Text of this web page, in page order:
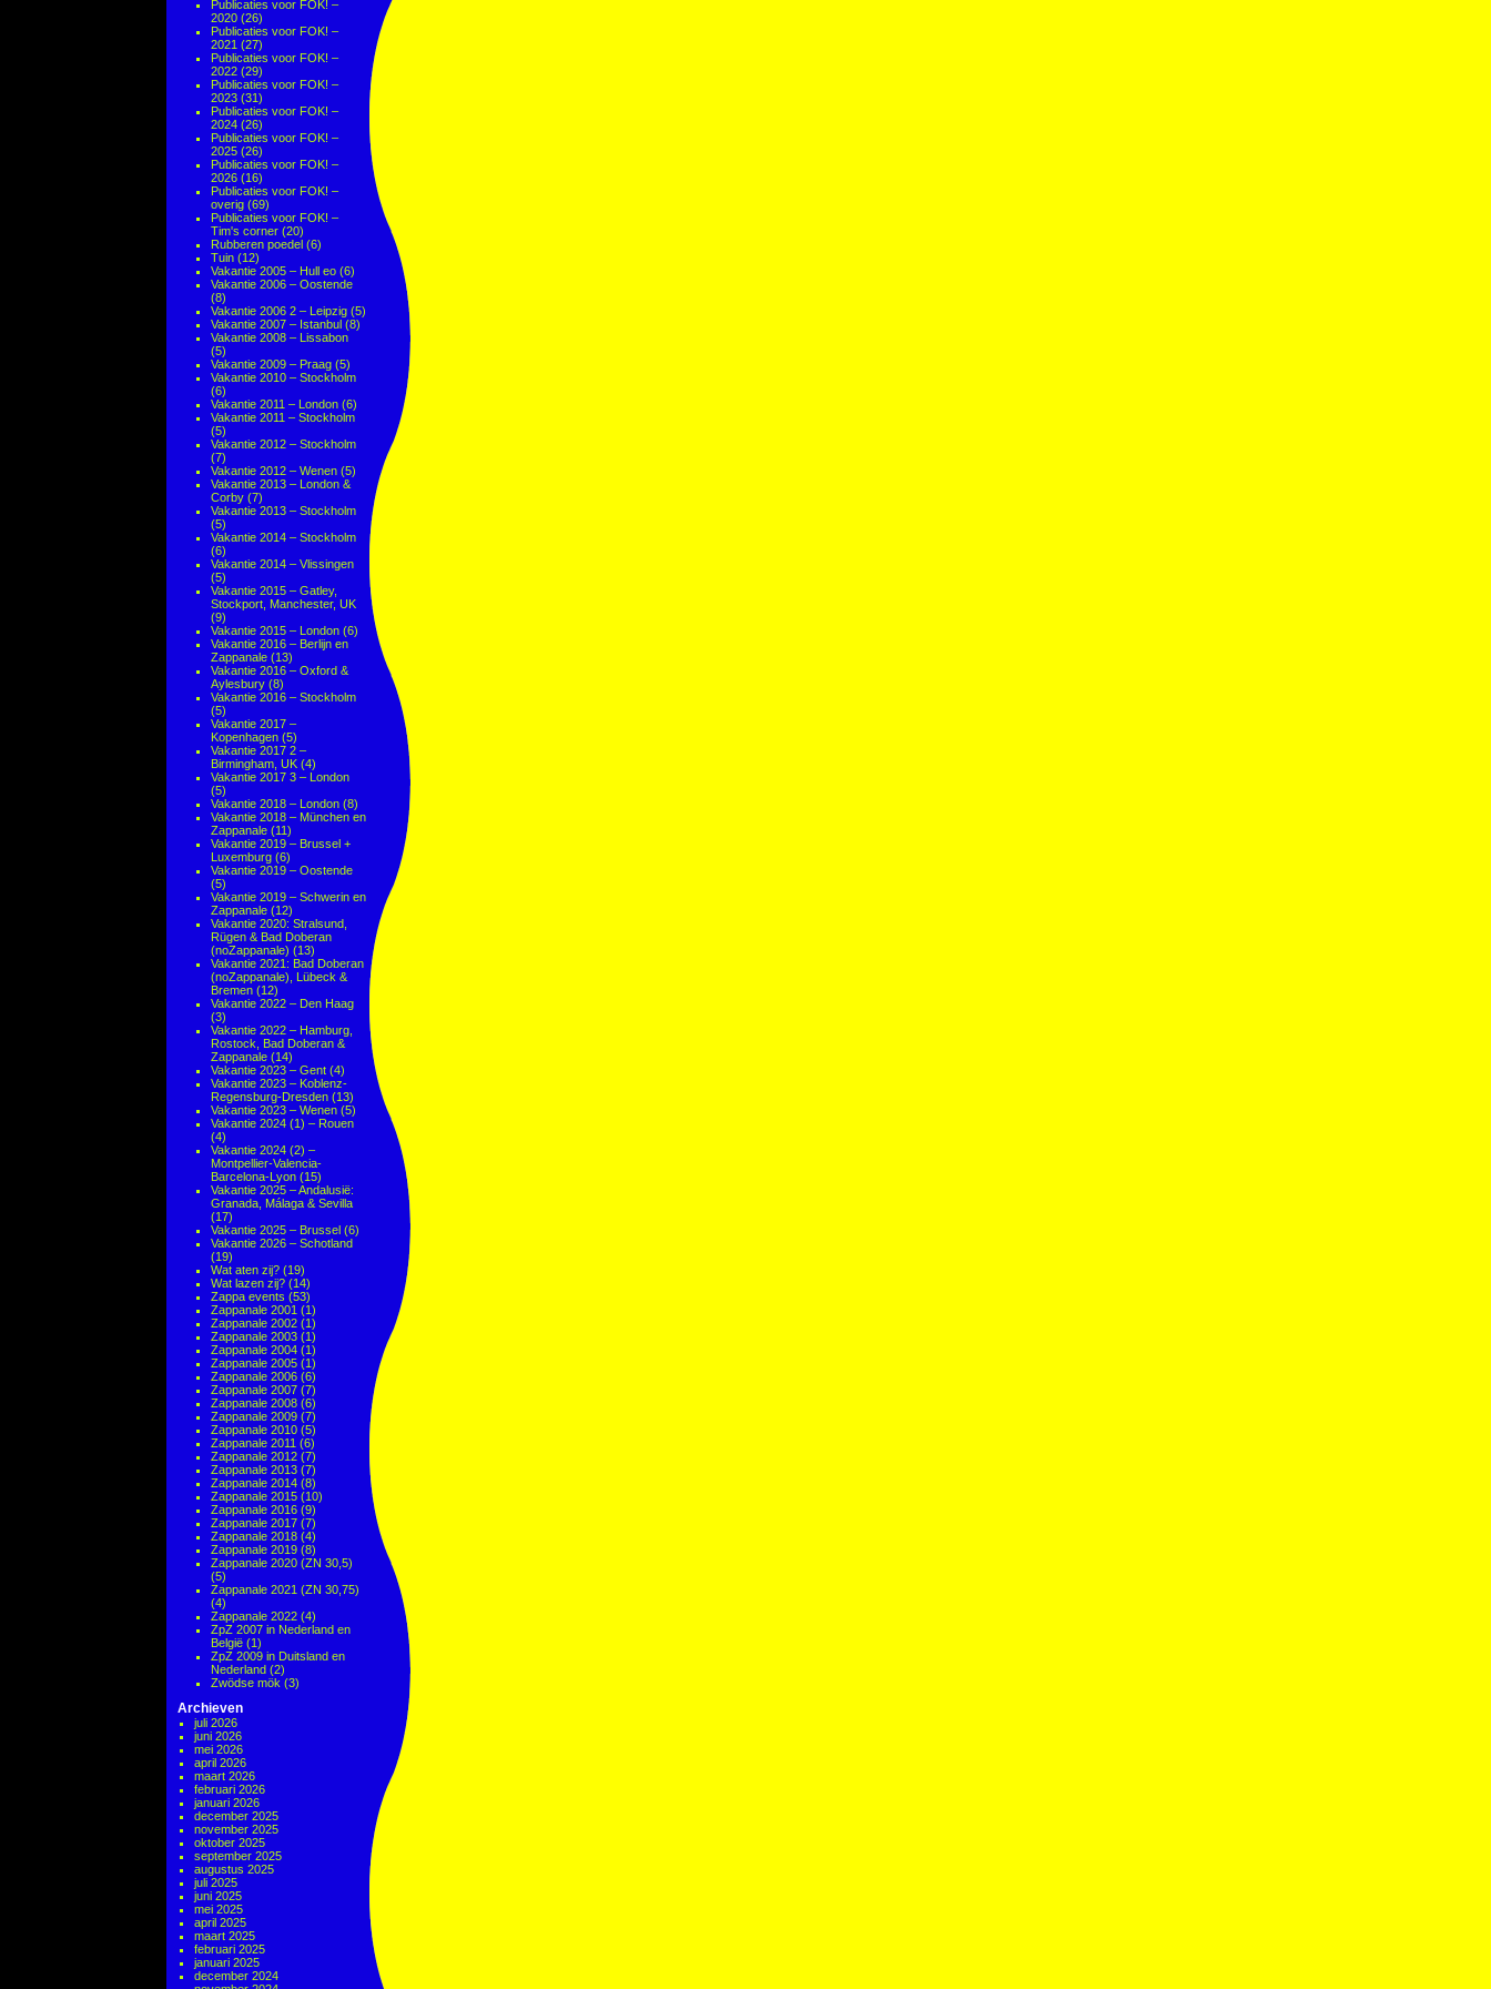
Publicaties voor FOK! –
2020 (26)
Publicaties voor FOK! –
2021 (27)
Publicaties voor FOK! –
2022 (29)
Publicaties voor FOK! –
2023 (31)
Publicaties voor FOK! –
2024 (26)
Publicaties voor FOK! –
2025 (26)
Publicaties voor FOK! –
2026 (16)
Publicaties voor FOK! –
overig (69)
Publicaties voor FOK! –
Tim's corner (20)
Rubberen poedel (6)
Tuin (12)
Vakantie 2005 – Hull eo (6)
Vakantie 2006 – Oostende
(8)
Vakantie 2006 2 – Leipzig (5)
Vakantie 2007 – Istanbul (8)
Vakantie 2008 – Lissabon
(5)
Vakantie 2009 – Praag (5)
Vakantie 2010 – Stockholm
(6)
Vakantie 2011 – London (6)
Vakantie 2011 – Stockholm
(5)
Vakantie 2012 – Stockholm
(7)
Vakantie 2012 – Wenen (5)
Vakantie 2013 – London &
Corby (7)
Vakantie 2013 – Stockholm
(5)
Vakantie 2014 – Stockholm
(6)
Vakantie 2014 – Vlissingen
(5)
Vakantie 2015 – Gatley,
Stockport, Manchester, UK
(9)
Vakantie 2015 – London (6)
Vakantie 2016 – Berlijn en
Zappanale (13)
Vakantie 2016 – Oxford &
Aylesbury (8)
Vakantie 2016 – Stockholm
(5)
Vakantie 2017 –
Kopenhagen (5)
Vakantie 2017 2 –
Birmingham, UK (4)
Vakantie 2017 3 – London
(5)
Vakantie 2018 – London (8)
Vakantie 2018 – München en
Zappanale (11)
Vakantie 2019 – Brussel +
Luxemburg (6)
Vakantie 2019 – Oostende
(5)
Vakantie 2019 – Schwerin en
Zappanale (12)
Vakantie 2020: Stralsund,
Rügen & Bad Doberan
(noZappanale) (13)
Vakantie 2021: Bad Doberan
(noZappanale), Lübeck &
Bremen (12)
Vakantie 2022 – Den Haag
(3)
Vakantie 2022 – Hamburg,
Rostock, Bad Doberan &
Zappanale (14)
Vakantie 2023 – Gent (4)
Vakantie 2023 – Koblenz-
Regensburg-Dresden (13)
Vakantie 2023 – Wenen (5)
Vakantie 2024 (1) – Rouen
(4)
Vakantie 2024 (2) –
Montpellier-Valencia-
Barcelona-Lyon (15)
Vakantie 2025 – Andalusië:
Granada, Málaga & Sevilla
(17)
Vakantie 2025 – Brussel (6)
Vakantie 2026 – Schotland
(19)
Wat aten zij? (19)
Wat lazen zij? (14)
Zappa events (53)
Zappanale 2001 (1)
Zappanale 2002 (1)
Zappanale 2003 (1)
Zappanale 2004 (1)
Zappanale 2005 (1)
Zappanale 2006 (6)
Zappanale 2007 (7)
Zappanale 2008 (6)
Zappanale 2009 (7)
Zappanale 2010 (5)
Zappanale 2011 (6)
Zappanale 2012 (7)
Zappanale 2013 (7)
Zappanale 2014 (8)
Zappanale 2015 (10)
Zappanale 2016 (9)
Zappanale 2017 (7)
Zappanale 2018 (4)
Zappanale 2019 (8)
Zappanale 2020 (ZN 30,5)
(5)
Zappanale 2021 (ZN 30,75)
(4)
Zappanale 2022 (4)
ZpZ 2007 in Nederland en
België (1)
ZpZ 2009 in Duitsland en
Nederland (2)
Zwödse mök (3)
Archieven
juli 2026
juni 2026
mei 2026
april 2026
maart 2026
februari 2026
januari 2026
december 2025
november 2025
oktober 2025
september 2025
augustus 2025
juli 2025
juni 2025
mei 2025
april 2025
maart 2025
februari 2025
januari 2025
december 2024